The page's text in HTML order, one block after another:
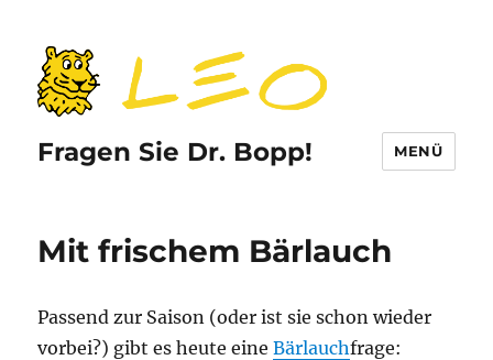
Fragen Sie Dr. Bopp! MENÜ
Mit frischem Bärlauch
Passend zur Saison (oder ist sie schon wieder
vorbei?) gibt es heute eineBärlauchfrage: